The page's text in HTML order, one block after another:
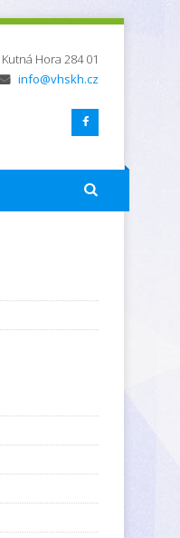
Kutná Hora 284 01
info@vhskh.cz